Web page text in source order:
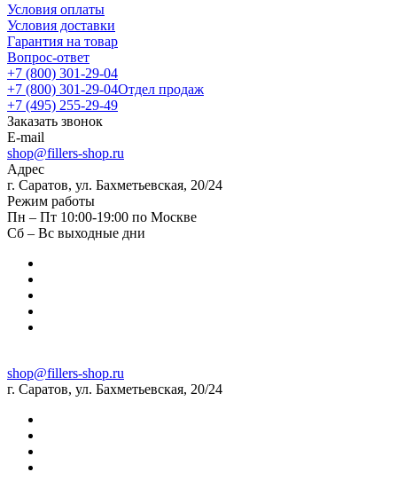
Условия оплаты
Условия доставки
Гарантия на товар
Вопрос-ответ
+7 (800) 301-29-04
+7 (800) 301-29-04Отдел продаж
+7 (495) 255-29-49
Заказать звонок
E-mail
shop@fillers-shop.ru
Адрес
г. Саратов, ул. Бахметьевская, 20/24
Режим работы
Пн – Пт 10:00-19:00 по Москве
Сб – Вс выходные дни
shop@fillers-shop.ru
г. Саратов, ул. Бахметьевская, 20/24